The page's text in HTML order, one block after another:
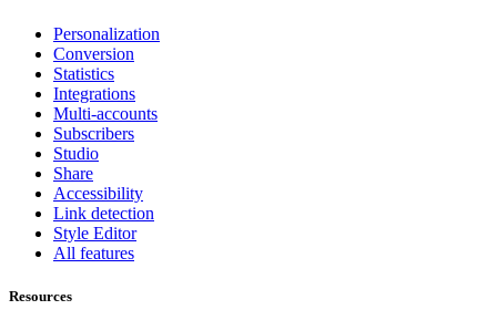
Personalization
Conversion
Statistics
Integrations
Multi-accounts
Subscribers
Studio
Share
Accessibility
Link detection
Style Editor
All features
Resources